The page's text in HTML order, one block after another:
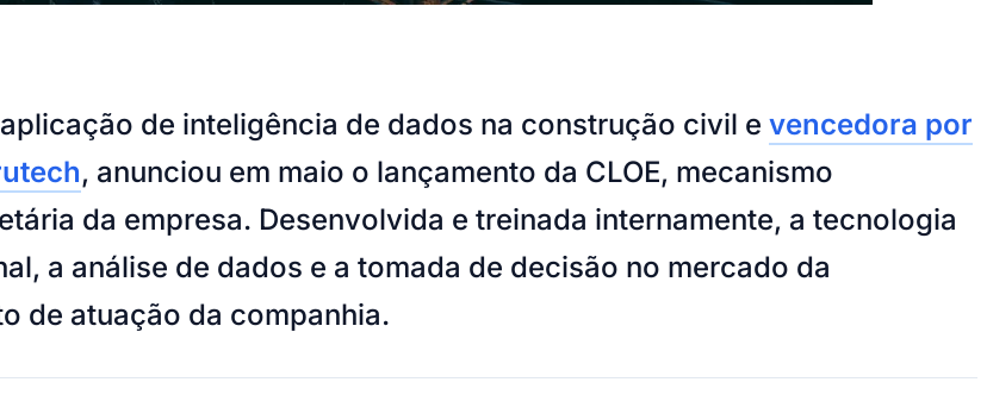
de inteligência de dados na construção civil e vencedora por
, anunciou em maio o lançamento da CLOE, mecanismo
da empresa. Desenvolvida e treinada internamente, a tecnologia
a análise de dados e a tomada de decisão no mercado da
de atuação da companhia.